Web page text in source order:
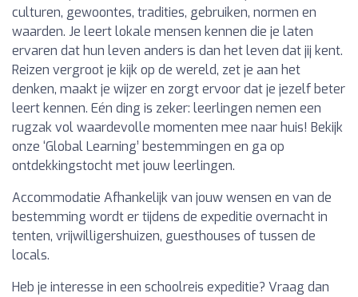
culturen, gewoontes, tradities, gebruiken, normen en
waarden. Je leert lokale mensen kennen die je laten
ervaren dat hun leven anders is dan het leven dat jij kent.
Reizen vergroot je kijk op de wereld, zet je aan het
denken, maakt je wijzer en zorgt ervoor dat je jezelf beter
leert kennen. Eén ding is zeker: leerlingen nemen een
rugzak vol waardevolle momenten mee naar huis! Bekijk
onze ‘Global Learning’ bestemmingen en ga op
ontdekkingstocht met jouw leerlingen.
Accommodatie Afhankelijk van jouw wensen en van de
bestemming wordt er tijdens de expeditie overnacht in
tenten, vrijwilligershuizen, guesthouses of tussen de
locals.
Heb je interesse in een schoolreis expeditie? Vraag dan